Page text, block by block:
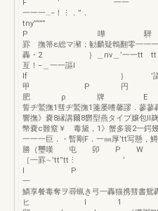
F ’ 一一 一手多
一一一…−！⋮．”．
P 嘩 騨
罫 撫箒ε総マ瀦；勧麟疑鵯翻零一一
轟・2 ｝＿nv＿’一
亙！−＿一一謳l
lf ｝ ’議
甲 P 円
肥 ρ 牌 E i‘溶多
誓ヂ鷲撫1彗ヂ鷲撫1箋屡嗜馨謬．
響撫》嚢8縁講爾8欝型燕タイプ嬢包ll
幣嚢c難窒￥ 毒黛，1》蟹多簑2一鍔
一一一巨．・暫剛F．一㎜厚’tt写懸，
勝｛璽嘆 屯 卯 P W 一
［一罫
l
一
鱗享餐毒奪ヲ尋蝋き弓一轟猫携彗書鴛
ヒ l